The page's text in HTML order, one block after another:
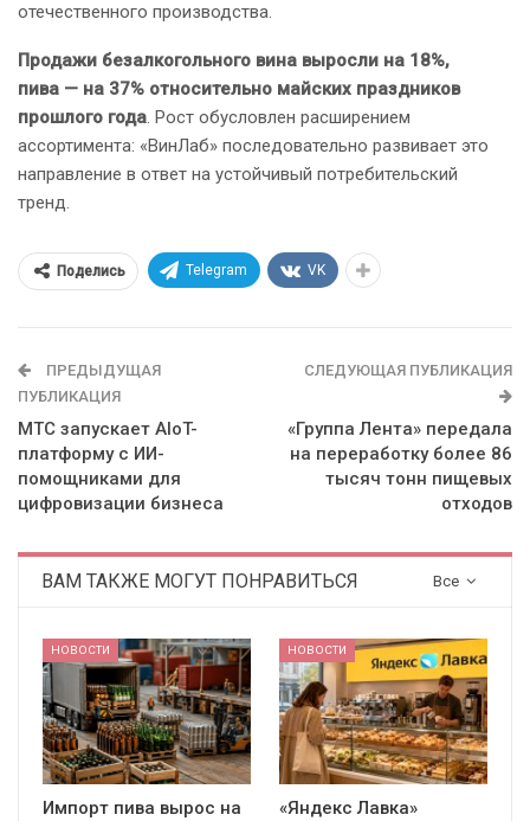
отечественного производства.
Продажи безалкогольного вина выросли на 18%,
пива — на 37% относительно майских праздников
прошлого года. Рост обусловлен расширением
ассортимента: «ВинЛаб» последовательно развивает это
направление в ответ на устойчивый потребительский
тренд.
Поделись Telegram VK
ПРЕДЫДУЩАЯ
ПУБЛИКАЦИЯ
МТС запускает AIoT-
платформу с ИИ-
помощниками для
цифровизации бизнеса
СЛЕДУЮЩАЯ ПУБЛИКАЦИЯ
«Группа Лента» передала
на переработку более 86
тысяч тонн пищевых
отходов
Все
ВАМ ТАКЖЕ МОГУТ ПОНРАВИТЬСЯ
НОВОСТИ
Импорт пива вырос на
НОВОСТИ
«Яндекс Лавка»